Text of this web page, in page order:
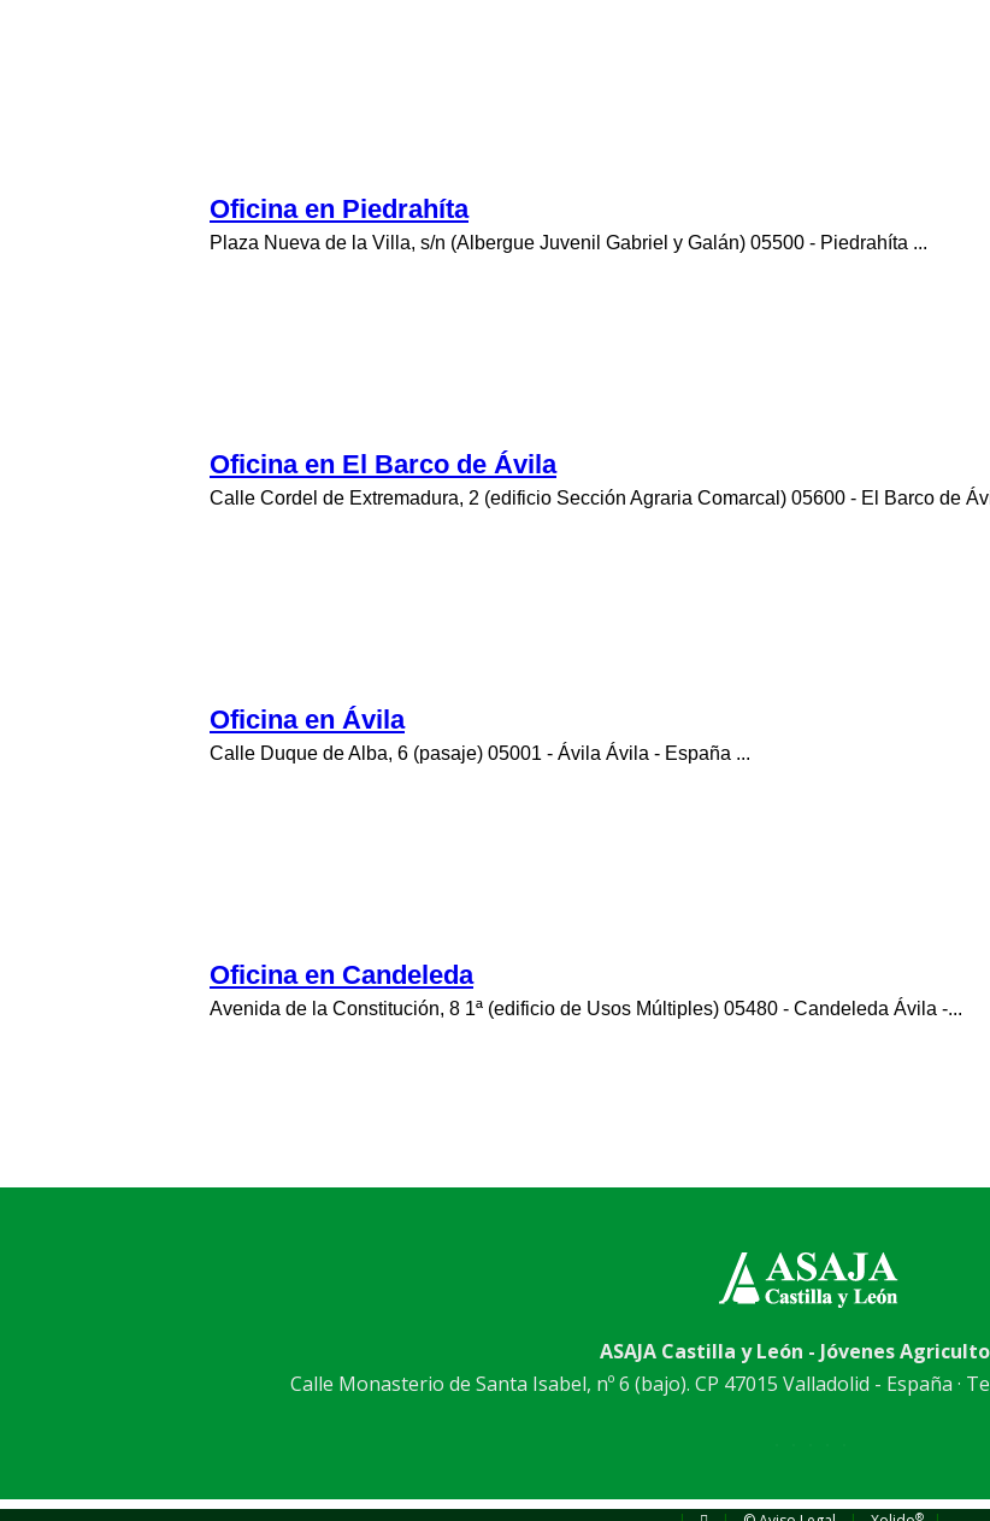
Oficina en Piedrahíta
Plaza Nueva de la Villa, s/n (Albergue Juvenil Gabriel y Galán) 05500 - Piedrahíta ...
Oficina en El Barco de Ávila
Calle Cordel de Extremadura, 2 (edificio Sección Agraria Comarcal) 05600 - El Barco de
Oficina en Ávila
Calle Duque de Alba, 6 (pasaje) 05001 - Ávila Ávila - España ...
Oficina en Candeleda
Avenida de la Constitución, 8 1ª (edificio de Usos Múltiples) 05480 - Candeleda Ávila -...
ASAJA Castilla y León - Jóvenes
Calle Monasterio de Santa Isabel, nº 6 (bajo). CP 47015 Valladolid - España ·
®